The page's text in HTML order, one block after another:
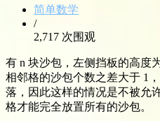
简单数学
/
2,717 次围观
有 n 块沙包，左侧挡板的高度
相邻格的沙包个数之差大于 1
落，因此这样的情况是不被允
格才能完全放置所有的沙包。